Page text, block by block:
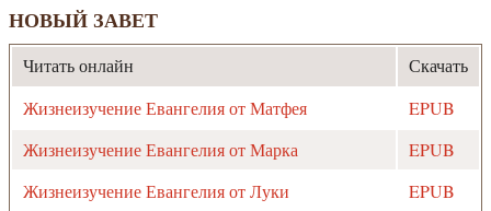
НОВЫЙ ЗАВЕТ
Читать онлайн
Скачать
Жизнеизучение Евангелия от Матфея
EPUB
Жизнеизучение Евангелия от Марка
EPUB
Жизнеизучение Евангелия от Луки
EPUB